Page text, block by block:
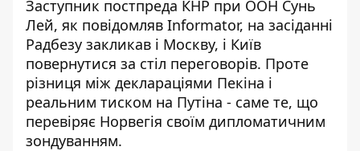
Заступник постпреда КНР при ООН Сунь
Лей, як повідомляв Informator, на засіданні
Радбезу закликав і Москву, і Київ
повернутися за стіл переговорів. Проте
різниця між деклараціями Пекіна і
реальним тиском на Путіна - саме те, що
перевіряє Норвегія своїм дипломатичним
зондуванням.